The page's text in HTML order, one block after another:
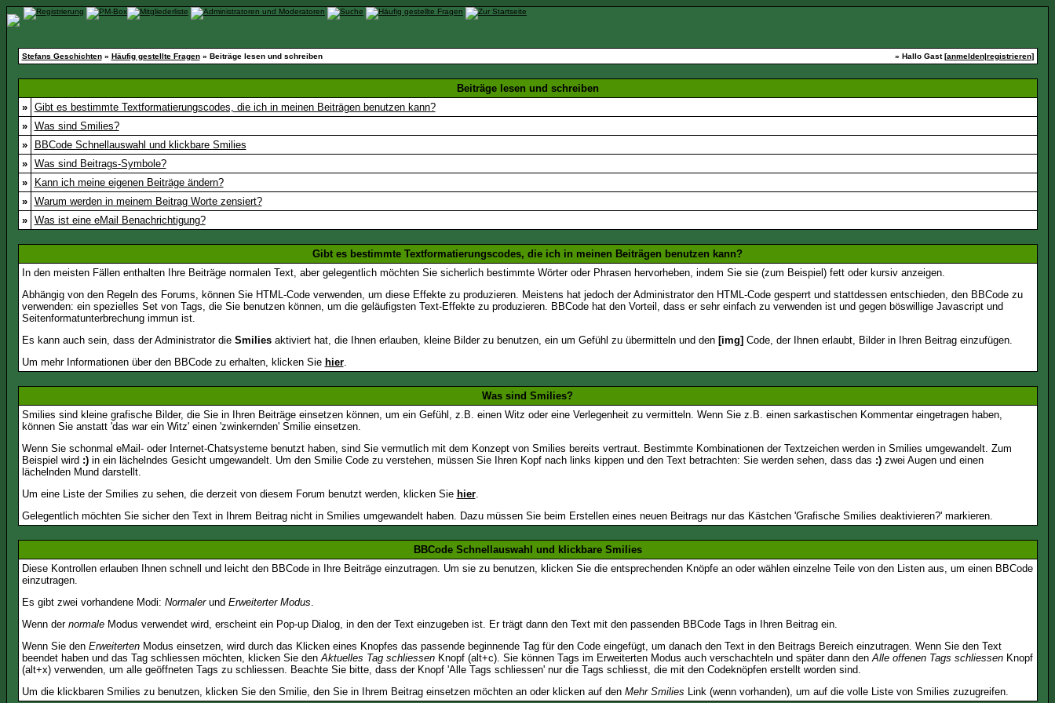
Stefans Geschichten» Häufig gestellte Fragen» Beiträge lesen und schreiben » Hallo Gast [anmelden|registrieren]
Beiträge lesen und schreiben
»
Gibt es bestimmte Textformatierungscodes, die ich in meinen Beiträgen benutzen kann?
»
Was sind Smilies?
»
BBCode Schnellauswahl und klickbare Smilies
»
Was sind Beitrags-Symbole?
»
Kann ich meine eigenen Beiträge ändern?
»
Warum werden in meinem Beitrag Worte zensiert?
»
Was ist eine eMail Benachrichtigung?
Gibt es bestimmte Textformatierungscodes, die ich in meinen Beiträgen benutzen kann?
In den meisten Fällen enthalten Ihre Beiträge normalen Text, aber gelegentlich möchten Sie sicherlich bestimmte Wörter oder Phrasen hervorheben, indem Sie sie (zum Beispiel) fett oder kursiv anzeigen.
Abhängig von den Regeln des Forums, können Sie HTML-Code verwenden, um diese Effekte zu produzieren. Meistens hat jedoch der Administrator den HTML-Code gesperrt und stattdessen entschieden, den BBCode zu
verwenden: ein spezielles Set von Tags, die Sie benutzen können, um die geläufigsten Text-Effekte zu produzieren. BBCode hat den Vorteil, dass er sehr einfach zu verwenden ist und gegen böswillige Javascript und
Seitenformatunterbrechung immun ist.
Es kann auch sein, dass der Administrator die Smiliesaktiviert hat, die Ihnen erlauben, kleine Bilder zu benutzen, ein um Gefühl zu übermitteln und den [img] Code, der Ihnen erlaubt, Bilder in Ihren Beitrag einzufügen.
Um mehr Informationen über den BBCode zu erhalten, klicken Sie hier.
Was sind Smilies?
Smilies sind kleine grafische Bilder, die Sie in Ihren Beiträge einsetzen können, um ein Gefühl, z.B. einen Witz oder eine Verlegenheit zu vermitteln. Wenn Sie z.B. einen sarkastischen Kommentar eingetragen haben,
können Sie anstatt 'das war ein Witz' einen 'zwinkernden' Smilie einsetzen.
Wenn Sie schonmal eMail- oder Internet-Chatsysteme benutzt haben, sind Sie vermutlich mit dem Konzept von Smilies bereits vertraut. Bestimmte Kombinationen der Textzeichen werden in Smilies umgewandelt. Zum
Beispiel wird :)in ein lächelndes Gesicht umgewandelt. Um den Smilie Code zu verstehen, müssen Sie Ihren Kopf nach links kippen und den Text betrachten: Sie werden sehen, dass das :)zwei Augen und einen
lächelnden Mund darstellt.
Um eine Liste der Smilies zu sehen, die derzeit von diesem Forum benutzt werden, klicken Sie hier.
Gelegentlich möchten Sie sicher den Text in Ihrem Beitrag nicht in Smilies umgewandelt haben. Dazu müssen Sie beim Erstellen eines neuen Beitrags nur das Kästchen 'Grafische Smilies deaktivieren?' markieren.
BBCode Schnellauswahl und klickbare Smilies
Diese Kontrollen erlauben Ihnen schnell und leicht den BBCode in Ihre Beiträge einzutragen. Um sie zu benutzen, klicken Sie die entsprechenden Knöpfe an oder wählen einzelne Teile von den Listen aus, um einen BBCode
einzutragen.
Es gibt zwei vorhandene Modi: Normalerund Erweiterter Modus.
Wenn der normaleModus verwendet wird, erscheint ein Pop-up Dialog, in den der Text einzugeben ist. Er trägt dann den Text mit den passenden BBCode Tags in Ihren Beitrag ein.
Wenn Sie den ErweitertenModus einsetzen, wird durch das Klicken eines Knopfes das passende beginnende Tag für den Code eingefügt, um danach den Text in den Beitrags Bereich einzutragen. Wenn Sie den Text
beendet haben und das Tag schliessen möchten, klicken Sie denAktuelles Tag schliessenKnopf (alt+c). Sie können Tags im Erweiterten Modus auch verschachteln und später dann denAlle offenen Tags schliessenKnopf
(alt+x) verwenden, um alle geöffneten Tags zu schliessen. Beachte Sie bitte, dass der Knopf 'Alle Tags schliessen' nur die Tags schliesst, die mit den Codeknöpfen erstellt worden sind.
Um die klickbaren Smilies zu benutzen, klicken Sie den Smilie, den Sie in Ihrem Beitrag einsetzen möchten an oder klicken auf den Mehr Smilies Link (wenn vorhanden), um auf die volle Liste von Smilies zuzugreifen.